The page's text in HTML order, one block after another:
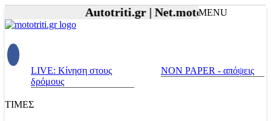
Autotriti.gr | Net.mototriti.gr |
MENU
LIVE: Κίνηση στους
δρόμους
NON PAPER - απόψεις
ΤΙΜΕΣ